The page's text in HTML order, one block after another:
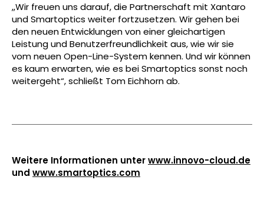
„Wir freuen uns darauf, die Partnerschaft mit Xantaro
und Smartoptics weiter fortzusetzen. Wir gehen bei
den neuen Entwicklungen von einer gleichartigen
Leistung und Benutzerfreundlichkeit aus, wie wir sie
vom neuen Open-Line-System kennen. Und wir können
es kaum erwarten, wie es bei Smartoptics sonst noch
weitergeht“, schließt Tom Eichhorn ab.
Weitere Informationen unterwww.innovo-cloud.de
und www.smartoptics.com